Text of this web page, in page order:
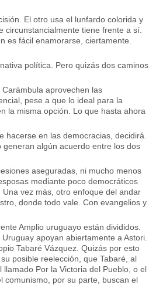
El otro usa el lunfardo colorida y
tiene frente a sí.
es fácil enamorarse, ciertamente.
política. Pero quizás dos caminos
aprovechen las
pese a que lo ideal para la
la misma opción. Lo que hasta ahora
hacerse en las democracias, decidirá.
algún acuerdo entre los dos
aseguradas, ni mucho menos
mediante poco democráticos
Una vez más, otro enfoque del andar
donde todo vale. Con evangelios y
Amplio uruguayo están divididos.
apoyan abiertamente a Astori.
Tabaré Vázquez. Quizás por esto
posible reelección, que Tabaré, al
llamado Por la Victoria del Pueblo, o el
comunismo, por su parte, buscan el